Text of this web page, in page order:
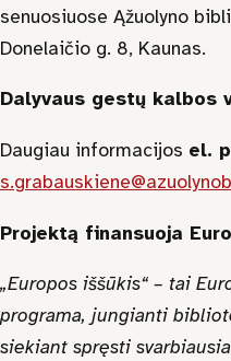
senuosiuose Ąžuolyno
Donelaičio g. 8, Kaunas.
Dalyvaus gestų kalbos
Daugiau informacijos el.
Projektą finansuoja
„Europos iššūkis“ – tai
programa, jungianti
siekiant spręsti